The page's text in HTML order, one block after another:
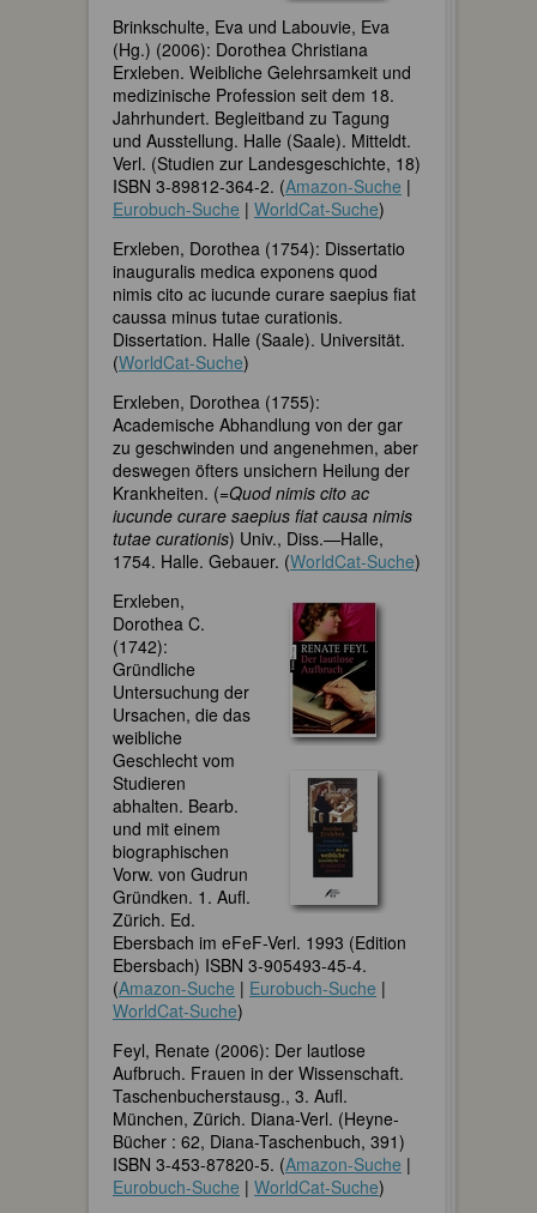
Brinkschulte, Eva und Labouvie, Eva
(Hg.) (2006): Dorothea Christiana
Erxleben. Weibliche Gelehrsamkeit und
medizinische Profession seit dem 18.
Jahrhundert. Begleitband zu Tagung
und Ausstellung. Halle (Saale). Mitteldt.
Verl. (Studien zur Landesgeschichte, 18)
ISBN 3-89812-364-2. (Amazon-Suche |
Eurobuch-Suche | WorldCat-Suche)
Erxleben, Dorothea (1754): Dissertatio
inauguralis medica exponens quod
nimis cito ac iucunde curare saepius fiat
caussa minus tutae curationis.
Dissertation. Halle (Saale). Universität.
(WorldCat-Suche)
Erxleben, Dorothea (1755):
Academische Abhandlung von der gar
zu geschwinden und angenehmen, aber
deswegen öfters unsichern Heilung der
Krankheiten. (=Quod nimis cito ac
iucunde curare saepius fiat causa nimis
tutae curationis) Univ., Diss.—Halle,
1754. Halle. Gebauer. (WorldCat-Suche)
Erxleben,
Dorothea C.
(1742):
Gründliche
Untersuchung der
Ursachen, die das
weibliche
Geschlecht vom
Studieren
abhalten. Bearb.
und mit einem
biographischen
Vorw. von Gudrun
Gründken. 1. Aufl.
Zürich. Ed.
Ebersbach im eFeF-Verl. 1993 (Edition
Ebersbach) ISBN 3-905493-45-4.
(Amazon-Suche | Eurobuch-Suche |
WorldCat-Suche)
Feyl, Renate (2006): Der lautlose
Aufbruch. Frauen in der Wissenschaft.
Taschenbucherstausg., 3. Aufl.
München, Zürich. Diana-Verl. (Heyne-
Bücher : 62, Diana-Taschenbuch, 391)
ISBN 3-453-87820-5. (Amazon-Suche |
Eurobuch-Suche | WorldCat-Suche)